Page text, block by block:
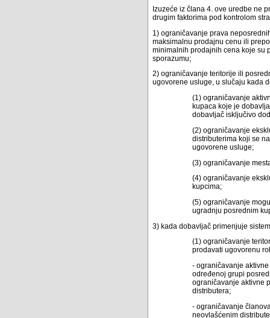
Izuzeće iz člana 4. ove uredbe ne
drugim faktorima pod kontrolom
1) ograničavanje prava
maksimalnu prodajnu cenu ili
minimalnih prodajnih cena koje su
sporazumu;
2) ograničavanje teritorije ili
ugovorene usluge, u slučaju kada
(1) ograničavanje
kupaca koje je
dobavljač isključivo
(2) ograničavanje
distributerima koji se
ugovorene usluge;
(3) ograničavanje
(4) ograničavanje
kupcima;
(5) ograničavanje
ugradnju posrednim
3) kada dobavljač primenjuje
(1) ograničavanje
prodavati ugovorenu
- ograničavanje
određenoj grupi
ograničavanje aktivne
distributera;
- ograničavanje
neovlašćenim